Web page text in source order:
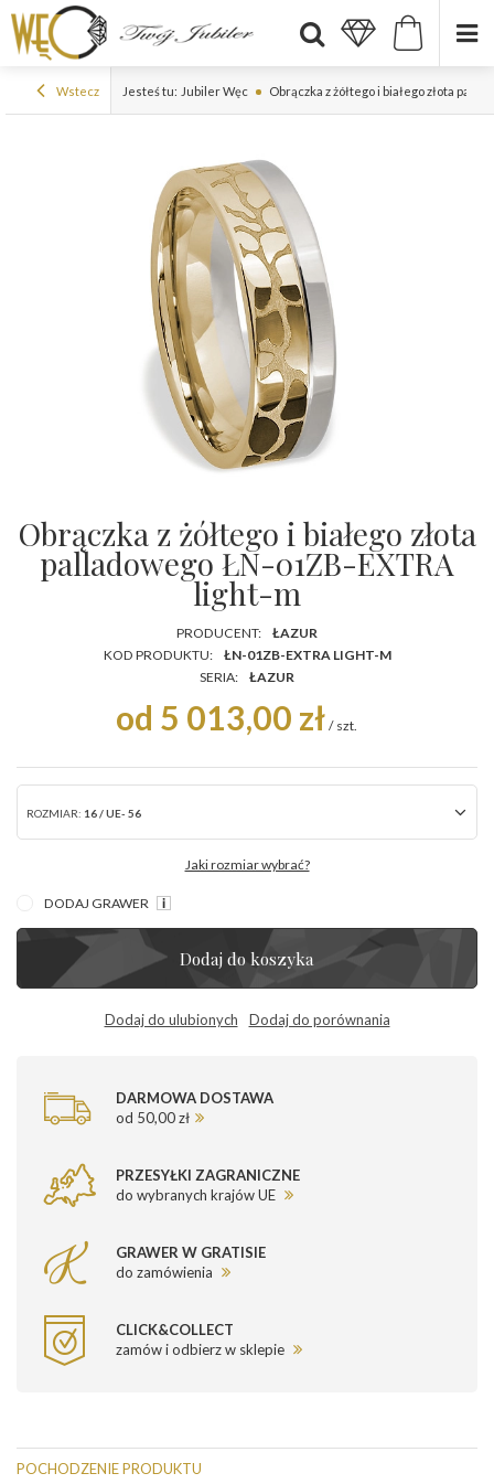
Wstecz Jesteś tu: Jubiler Węc Obrączka z żółtego i białego złota
Obrączka z żółtego i białego złota
palladowego ŁN-01ZB-EXTRA
light-m
PRODUCENT:
ŁAZUR
KOD PRODUKTU:
ŁN-01ZB-EXTRA LIGHT-M
SERIA:
ŁAZUR
od 5 013,00 zł / szt.
ROZMIAR: 16 / UE- 56
Jaki rozmiar wybrać?
DODAJ GRAWER
Dodaj do koszyka
Dodaj do ulubionych Dodaj do porównania
DARMOWA DOSTAWA
od 50,00 zł
PRZESYŁKI ZAGRANICZNE
do wybranych krajów UE
GRAWER W GRATISIE
do zamówienia
CLICK&COLLECT
zamów i odbierz w sklepie
POCHODZENIE PRODUKTU